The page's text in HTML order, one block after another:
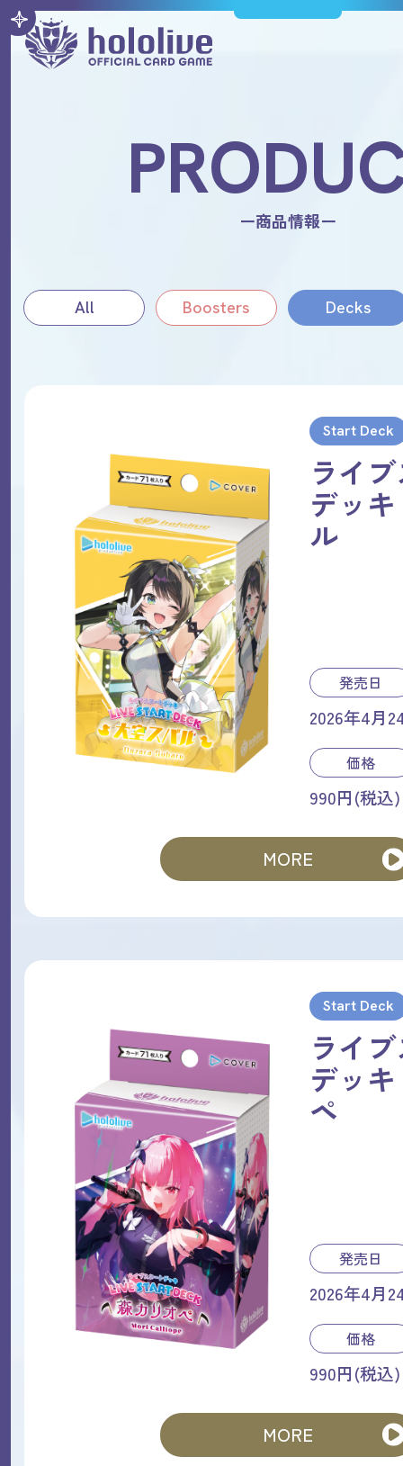
ー商品情報ー
All Boosters Decks
Start Deck
ライ
デッ
ル
発売日
2026年4月
価格
990円(税込)
MORE
Start Deck
ライ
デッ
ペ
発売日
2026年4月
価格
990円(税込)
MORE